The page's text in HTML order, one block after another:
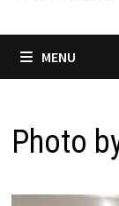
MENU
Photo